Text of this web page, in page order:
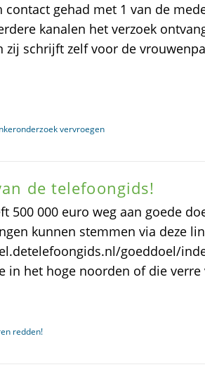
contact gehad met 1 van de
kanalen het verzoek
zij schrijft zelf voor de
vervroegen
de telefoongids!
500 000 euro weg aan goede
kunnen stemmen via deze
goeddoel/
in het hoge noorden of die
redden!